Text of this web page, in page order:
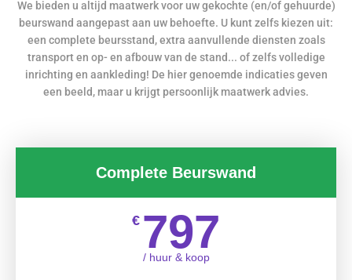
We bieden u altijd maatwerk voor uw gekochte (en/of gehuurde)
beurswand aangepast aan uw behoefte. U kunt zelfs kiezen uit:
een complete beursstand, extra aanvullende diensten zoals
transport en op- en afbouw van de stand... of zelfs volledige
inrichting en aankleding! De hier genoemde indicaties geven
een beeld, maar u krijgt persoonlijk maatwerk advies.
Complete Beurswand
€ 797
/ huur & koop